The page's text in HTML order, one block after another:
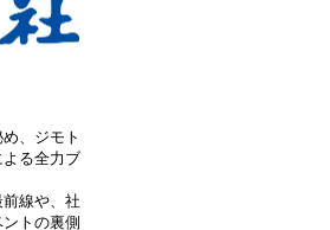
、ジモト
る全力ブ
線や、社
トの裏側